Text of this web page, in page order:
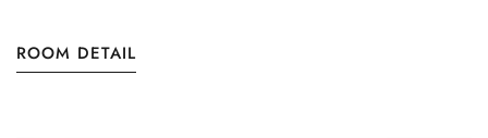
ROOM DETAIL